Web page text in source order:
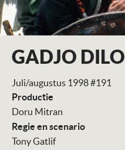
GADJO DILO
Juli/augustus 1998 #191
Productie
Doru Mitran
Regie en scenario
Tony Gatlif